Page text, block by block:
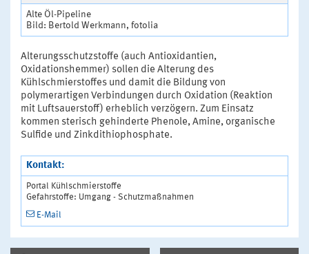
Alte Öl-Pipeline
Bild: Bertold Werkmann, fotolia
Alterungsschutzstoffe (auch Antioxidantien,
Oxidationshemmer) sollen die Alterung des
Kühlschmierstoffes und damit die Bildung von
polymerartigen Verbindungen durch Oxidation (Reaktion
mit Luftsauerstoff) erheblich verzögern. Zum Einsatz
kommen sterisch gehinderte Phenole, Amine, organische
Sulfide und Zinkdithiophosphate.
Kontakt:
Portal Kühlschmierstoffe
Gefahrstoffe: Umgang - Schutzmaßnahmen
E-Mail